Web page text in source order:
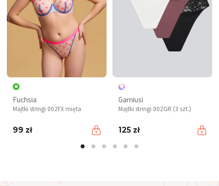
Fuchsia
Majtki stringi 002FX mięta
99 zł
Garniusi
Majtki stringi 002GR (3 szt.)
125 zł